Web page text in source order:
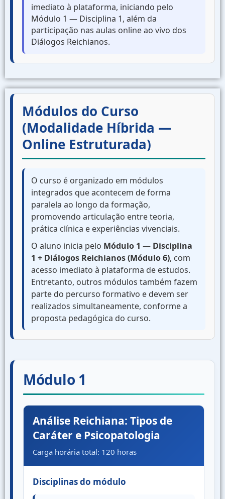
imediato à plataforma, iniciando pelo
Módulo 1 — Disciplina 1, além da
participação nas aulas online ao vivo dos
Diálogos Reichianos.
Módulos do Curso
(Modalidade Híbrida —
Online Estruturada)
O curso é organizado em módulos
integrados que acontecem de forma
paralela ao longo da formação,
promovendo articulação entre teoria,
prática clínica e experiências vivenciais.
O aluno inicia pelo Módulo 1 — Disciplina
1 + Diálogos Reichianos (Módulo 6), com
acesso imediato à plataforma de estudos.
Entretanto, outros módulos também fazem
parte do percurso formativo e devem ser
realizados simultaneamente, conforme a
proposta pedagógica do curso.
Módulo 1
Análise Reichiana: Tipos de
Caráter e Psicopatologia
Carga horária total: 120 horas
Disciplinas do módulo